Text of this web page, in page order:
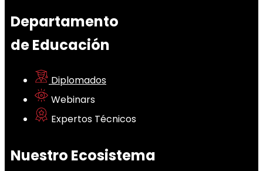
Departamento
de Educación
Diplomados
Webinars
Expertos Técnicos
Nuestro Ecosistema